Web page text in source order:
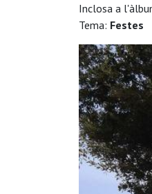
Inclosa a
Tema: Festes